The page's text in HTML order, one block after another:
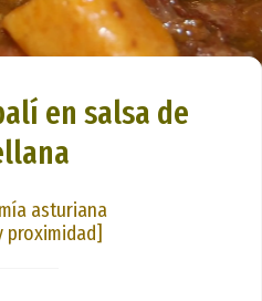
en salsa de
asturiana
proximidad]